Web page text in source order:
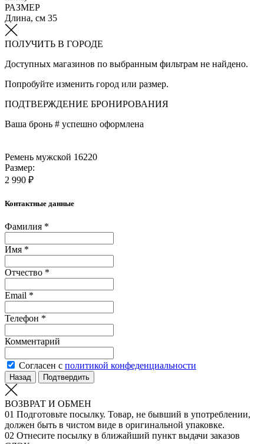
РАЗМЕР
Длина, см 35
ПОЛУЧИТЬ В ГОРОДЕ
Доступных магазинов по выбранным фильтрам не найдено.
Попробуйте изменить город или размер.
ПОДТВЕРЖДЕНИЕ БРОНИРОВАНИЯ
Ваша бронь # успешно оформлена
Ремень мужской 16220
Размер:
2 990 ₽
Контактные данные
Фамилия *
Имя *
Отчество *
Email *
Телефон *
Комментарий
Согласен с политикой конфеденциальности
Назад Подтвердить
ВОЗВРАТ И ОБМЕН
01 Подготовьте посылку. Товар, не бывший в употреблении,
должен быть в чистом виде в оригинальной упаковке.
02 Отнесите посылку в ближайший пункт выдачи заказов